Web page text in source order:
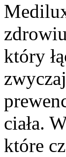
który
ciała.
które